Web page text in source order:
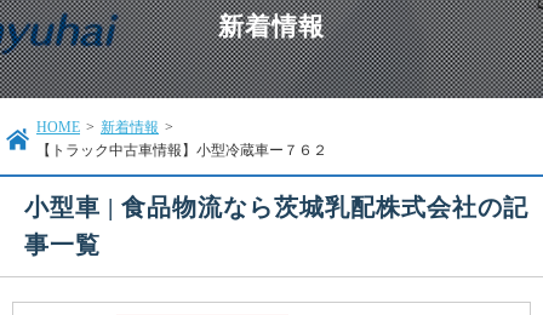
新着情報
HOME > 新着情報 >
【トラック中古車情報】小型冷蔵車ー７６２
小型車 | 食品物流なら茨城乳配株式会社の記
事一覧